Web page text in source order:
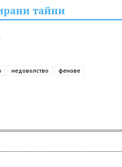
тайни
недоволство фенове